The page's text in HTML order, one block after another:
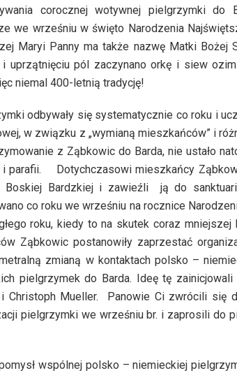
corocznej wotywnej pielgrzymki do
we wrześniu w święto Narodzenia
Maryi Panny ma także nazwę Matki Bożej
uprzątnięciu pól zaczynano orkę i siew
niemal 400-letnią tradycję!
odbywały się systematycznie co roku i
w związku z „wymianą mieszkańców” i
z Ząbkowic do Barda, nie ustało
i parafii. Dotychczasowi mieszkańcy
Bardzkiej i zawieźli ją do
co roku we wrześniu na rocznice
roku, kiedy to na skutek coraz
Ząbkowic postanowiły zaprzestać
zmianą w kontaktach polsko –
pielgrzymek do Barda. Ideę tę
Christoph Mueller. Panowie Ci zwrócili się
pielgrzymki we wrześniu br. i zaprosili do
wspólnej polsko – niemieckiej